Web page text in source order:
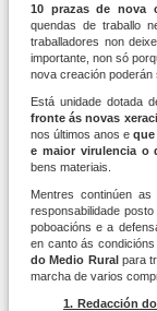
10 prazas de nova
quendas de traballo
traballadores non
importante, non só
nova creación poderán
Está unidade dotada
fronte ás novas
nos últimos anos e que
e maior virulencia o
bens materiais.
Mentres continúen
responsabilidade
poboacións e a
en canto ás
do Medio Ruralpara
marcha de varios
1. Redacción